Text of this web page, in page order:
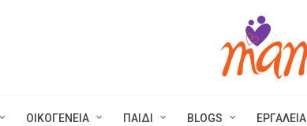
ΟΙΚΟΓΕΝΕΙΑ ΠΑΙΔΙ BLOGS ΕΡΓΑΛΕΙΑ